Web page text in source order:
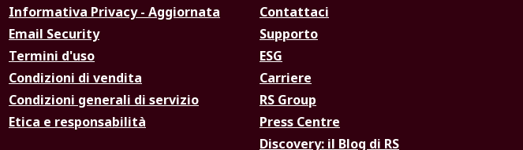
Informativa Privacy - Aggiornata
Email Security
Termini d'uso
Condizioni di vendita
Condizioni generali di servizio
Etica e responsabilità
Contattaci
Supporto
ESG
Carriere
RS Group
Press Centre
Discovery: il Blog di RS